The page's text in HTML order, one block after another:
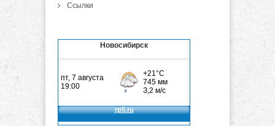
Ссылки
Новосибирск